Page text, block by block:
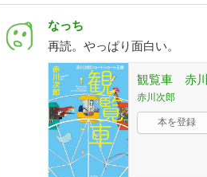
なっち
再読。やっぱり面白い。
観覧車 赤川
赤川次郎
本を登録